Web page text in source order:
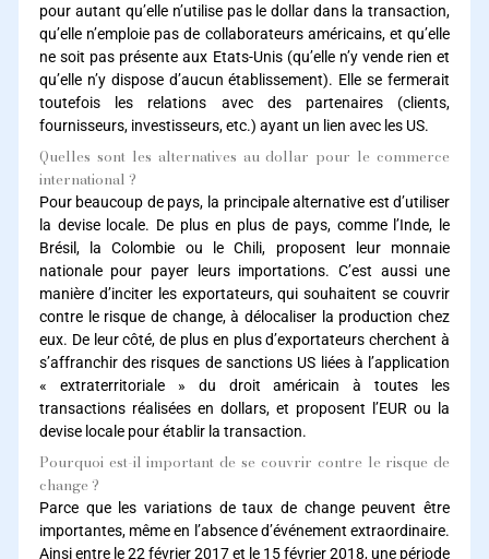
pour autant qu’elle n’utilise pas le dollar dans la transaction,
qu’elle n’emploie pas de collaborateurs américains, et qu’elle
ne soit pas présente aux Etats-Unis (qu’elle n’y vende rien et
qu’elle n’y dispose d’aucun établissement). Elle se fermerait
toutefois les relations avec des partenaires (clients,
fournisseurs, investisseurs, etc.) ayant un lien avec les US.
Quelles sont les alternatives au dollar pour le commerce
international ?
Pour beaucoup de pays, la principale alternative est d’utiliser
la devise locale. De plus en plus de pays, comme l’Inde, le
Brésil, la Colombie ou le Chili, proposent leur monnaie
nationale pour payer leurs importations. C’est aussi une
manière d’inciter les exportateurs, qui souhaitent se couvrir
contre le risque de change, à délocaliser la production chez
eux. De leur côté, de plus en plus d’exportateurs cherchent à
s’affranchir des risques de sanctions US liées à l’application
« extraterritoriale » du droit américain à toutes les
transactions réalisées en dollars, et proposent l’EUR ou la
devise locale pour établir la transaction.
Pourquoi est-il important de se couvrir contre le risque de
change ?
Parce que les variations de taux de change peuvent être
importantes, même en l’absence d’événement extraordinaire.
Ainsi entre le 22 février 2017 et le 15 février 2018, une période